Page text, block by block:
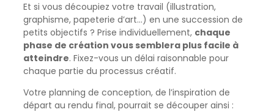
Et si vous découpiez votre travail (illustration,
graphisme, papeterie d’art…) en une succession de
petits objectifs ? Prise individuellement, chaque
phase de création vous semblera plus facile à
atteindre. Fixez-vous un délai raisonnable pour
chaque partie du processus créatif.
Votre planning de conception, de l’inspiration de
départ au rendu final, pourrait se découper ainsi :